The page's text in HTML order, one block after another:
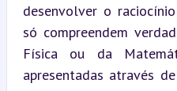
desenvolver o
só compreendem
Física ou da
apresentadas através